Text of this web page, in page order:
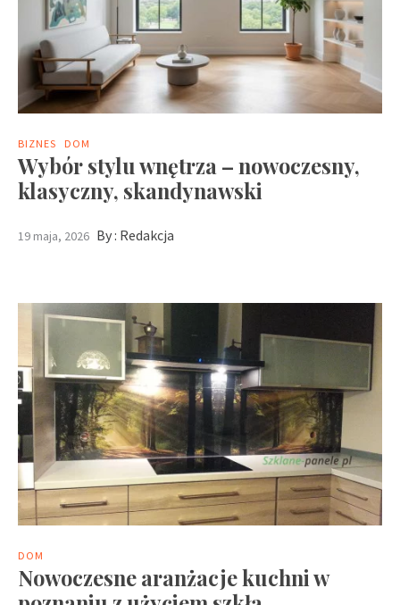
BIZNES DOM
Wybór stylu wnętrza – nowoczesny,
klasyczny, skandynawski
19 maja, 2026 By : Redakcja
DOM
Nowoczesne aranżacje kuchni w